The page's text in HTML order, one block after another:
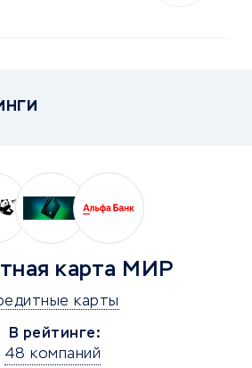
карта МИР
карты
В рейтинге:
48 компаний